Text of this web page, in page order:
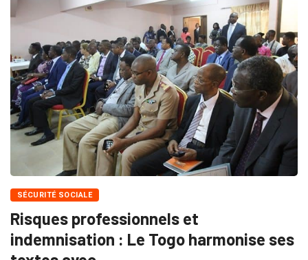
SÉCURITÉ SOCIALE
Risques professionnels et
indemnisation : Le Togo harmonise ses